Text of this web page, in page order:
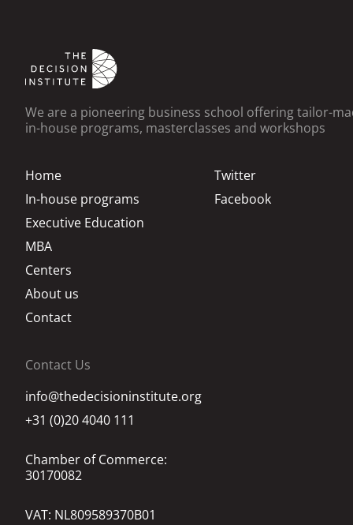
We are a pioneering business school offering tailor-
in-house programs, masterclasses and workshops
Home
In-house programs
Executive Education
MBA
Centers
About us
Contact
Twitter
Facebook
Contact Us
info@thedecisioninstitute.org
+31 (0)20 4040 111
Chamber of Commerce:
30170082
VAT: NL809589370B01